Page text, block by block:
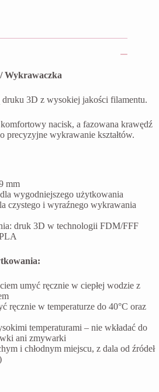
Wykrawaczka
3D z wysokiej jakości filamentu.
nacisk, a fazowana krawędź
precyzyjne wykrawanie kształtów.
mm
wygodniejszego użytkowania
czystego i wyraźnego wykrawania
druk 3D w technologii FDM/FFF
umyć ręcznie w ciepłej wodzie z
ręcznie w temperaturze do 40°C oraz
temperaturami – nie wkładać do
ani zmywarki
i chłodnym miejscu, z dala od źródeł